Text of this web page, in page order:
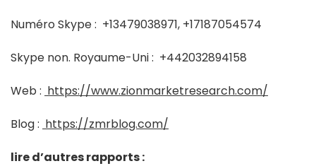
Numéro Skype : +13479038971, +17187054574
Skype non. Royaume-Uni : +442032894158
Web : https://www.zionmarketresearch.com/
Blog : https://zmrblog.com/
lire d’autres rapports :